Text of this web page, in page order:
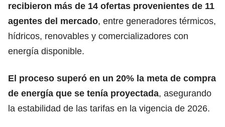
recibieron más de 14 ofertas provenientes de 11
agentes del mercado, entre generadores térmicos,
hídricos, renovables y comercializadores con
energía disponible.
El proceso superó en un 20% la meta de compra
de energía que se tenía proyectada, asegurando
la estabilidad de las tarifas en la vigencia de 2026.